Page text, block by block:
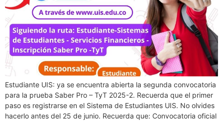
Estudiante UIS: ya se encuentra abierta la segunda convocatoria
para la prueba Saber Pro – TyT 2025-2. Recuerda que el primer
paso es registrarse en el Sistema de Estudiantes UIS. No olvides
hacerlo antes del 25 de junio. Recuerda que: Convocatoria oficial